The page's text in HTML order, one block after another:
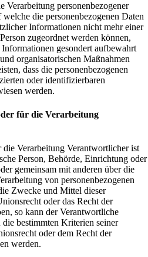
Verarbeitung personenbezogener
die personenbezogenen Daten
Informationen nicht mehr einer
zugeordnet werden können,
gesondert aufbewahrt
organisatorischen Maßnahmen
dass die personenbezogenen
oder identifizierbaren
werden.
für die Verarbeitung
Verarbeitung Verantwortlicher ist
Person, Behörde, Einrichtung oder
gemeinsam mit anderen über die
von personenbezogenen
Zwecke und Mittel dieser
oder das Recht der
so kann der Verantwortliche
bestimmten Kriterien seiner
oder dem Recht der
werden.